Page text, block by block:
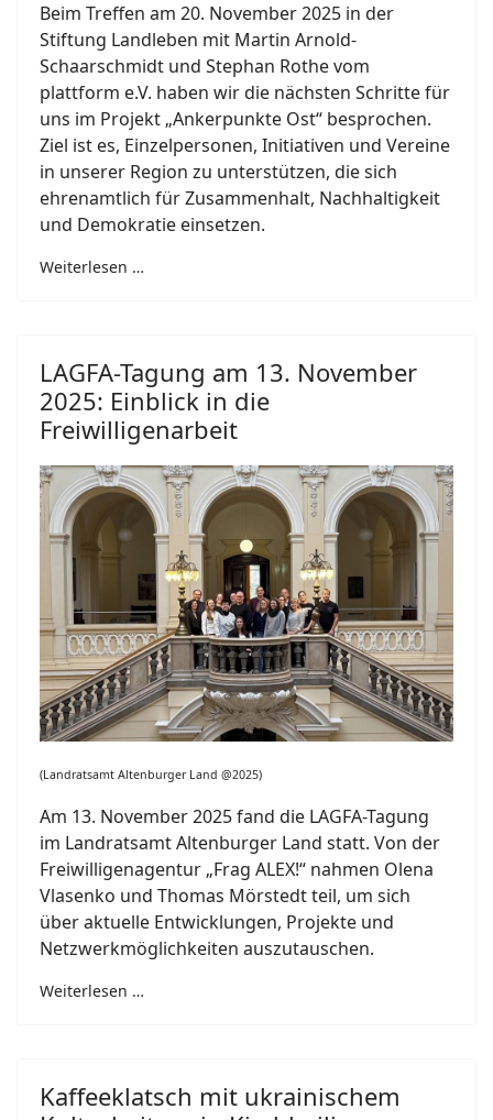
Beim Treffen am 20. November 2025 in der
Stiftung Landleben mit Martin Arnold-
Schaarschmidt und Stephan Rothe vom
plattform e.V. haben wir die nächsten Schritte für
uns im Projekt „Ankerpunkte Ost“ besprochen.
Ziel ist es, Einzelpersonen, Initiativen und Vereine
in unserer Region zu unterstützen, die sich
ehrenamtlich für Zusammenhalt, Nachhaltigkeit
und Demokratie einsetzen.
Weiterlesen …
LAGFA-Tagung am 13. November
2025: Einblick in die
Freiwilligenarbeit
(Landratsamt Altenburger Land @2025)
Am 13. November 2025 fand die LAGFA-Tagung
im Landratsamt Altenburger Land statt. Von der
Freiwilligenagentur „Frag ALEX!“ nahmen Olena
Vlasenko und Thomas Mörstedt teil, um sich
über aktuelle Entwicklungen, Projekte und
Netzwerkmöglichkeiten auszutauschen.
Weiterlesen …
Kaffeeklatsch mit ukrainischem